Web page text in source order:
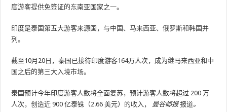
度游客提供免签证的东南亚国家之一。
印度是泰国第五大游客来源国，与中国、马来西亚、俄罗斯和韩国并
列。
截至10月20日，泰国已接待印度游客164万人次，成为继马来西亚和中
国之后的第三大入境市场。
泰国预计今年印度游客人数将全面复苏，预计游客人数将超过 200 万
人次，创造近 900 亿泰铢（2.66 美元）的收入， 曼谷邮报报道。